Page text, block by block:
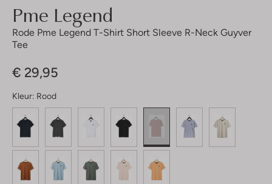
Pme Legend
Rode Pme Legend T-Shirt Short Sleeve R-Neck Guyver
Tee
€ 29,95
Kleur: Rood